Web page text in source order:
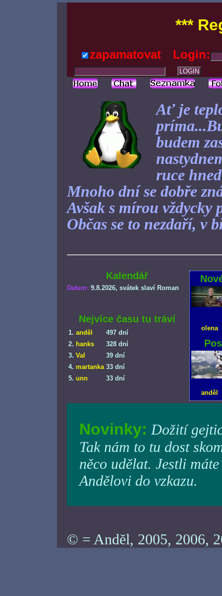
***
zapamatovat Login:
Ať je
budem
ruce
Mnoho dní se dobře
Avšak s mírou vždycky
Občas se to nezdaří, v
Kalendář
Datum: 9.8.2026, svátek slaví Roman
Nejvíce času tu tráví
1. anděl
497 dní
2. hanks
328 dní
3. Val
39 dní
4. martanka 33 dní
5. unn 33 dní
olena
anděl
Novinky: Dožití
Tak nám to tu dost
něco udělat. Jestli
Andělovi do vzkazu.
© = Anděl, 2005, 2006,